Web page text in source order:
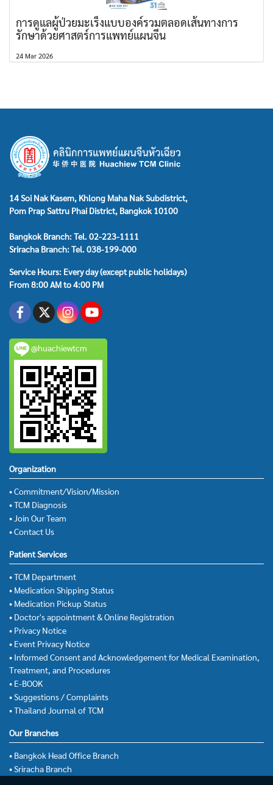
การดูแลผู้ป่วยมะเร็งแบบองค์รวมตลอดเส้นทางการ
รักษาด้วยศาสตร์การแพทย์แผนจีน
24 Mar 2026
14 Soi Nak Kasem, Khlong Maha Nak Subdistrict,
Pom Prap Sattru Phai District, Bangkok 10100
Bangkok Branch: Tel. 02-223-1111
Sriracha Branch: Tel. 038-199-000
Service Hours: Every day (except public holidays)
From 8:00 AM to 4:00 PM
@huachiewtcm
Organization
• Commitment/Vision/Mission
• TCM Diagnosis
• Join Our Team
• Contact Us
Patient Services
• TCM Department
• Medication Shipping Status
• Medication Pickup Status
• Doctor's appointment & Online Registration
• Privacy Notice
• Event Privacy Notice
• Informed Consent and Acknowledgement for Medical Examination,
Treatment, and Procedures
• E-BOOK
• Suggestions / Complaints
• Thailand Journal of TCM
Our Branches
• Bangkok Head Office Branch
• Sriracha Branch